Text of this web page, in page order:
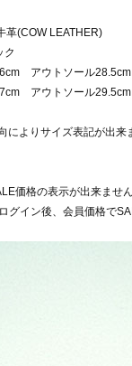
(COW LEATHER)
ク
アウトソール
アウトソール
によりサイズ表記が出来
価格の表示が出来ません
グイン後、会員価格で